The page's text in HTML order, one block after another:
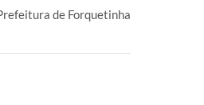
de Forquetinha